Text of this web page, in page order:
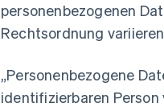
personenbezogenen
Rechtsordnung
„Personenbezogene
identifizierbaren